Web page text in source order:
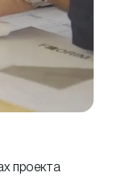
проекта